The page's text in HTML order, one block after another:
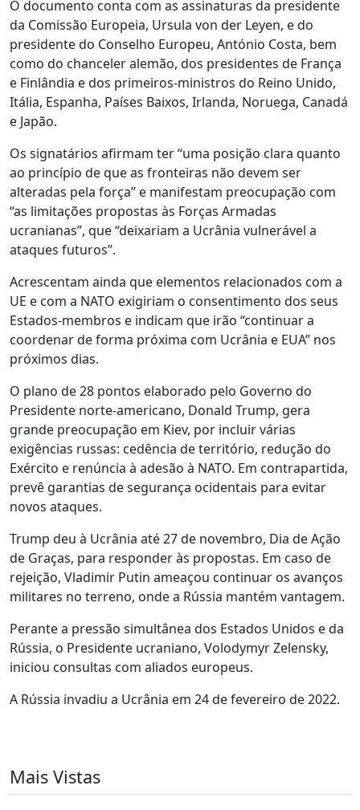
O documento conta com as assinaturas da presidente
da Comissão Europeia, Ursula von der Leyen, e do
presidente do Conselho Europeu, António Costa, bem
como do chanceler alemão, dos presidentes de França
e Finlândia e dos primeiros-ministros do Reino Unido,
Itália, Espanha, Países Baixos, Irlanda, Noruega, Canadá
e Japão.
Os signatários afirmam ter “uma posição clara quanto
ao princípio de que as fronteiras não devem ser
alteradas pela força” e manifestam preocupação com
“as limitações propostas às Forças Armadas
ucranianas”, que “deixariam a Ucrânia vulnerável a
ataques futuros”.
Acrescentam ainda que elementos relacionados com a
UE e com a NATO exigiriam o consentimento dos seus
Estados-membros e indicam que irão “continuar a
coordenar de forma próxima com Ucrânia e EUA” nos
próximos dias.
O plano de 28 pontos elaborado pelo Governo do
Presidente norte-americano, Donald Trump, gera
grande preocupação em Kiev, por incluir várias
exigências russas: cedência de território, redução do
Exército e renúncia à adesão à NATO. Em contrapartida,
prevê garantias de segurança ocidentais para evitar
novos ataques.
Trump deu à Ucrânia até 27 de novembro, Dia de Ação
de Graças, para responder às propostas. Em caso de
rejeição, Vladimir Putin ameaçou continuar os avanços
militares no terreno, onde a Rússia mantém vantagem.
Perante a pressão simultânea dos Estados Unidos e da
Rússia, o Presidente ucraniano, Volodymyr Zelensky,
iniciou consultas com aliados europeus.
A Rússia invadiu a Ucrânia em 24 de fevereiro de 2022.
Mais Vistas